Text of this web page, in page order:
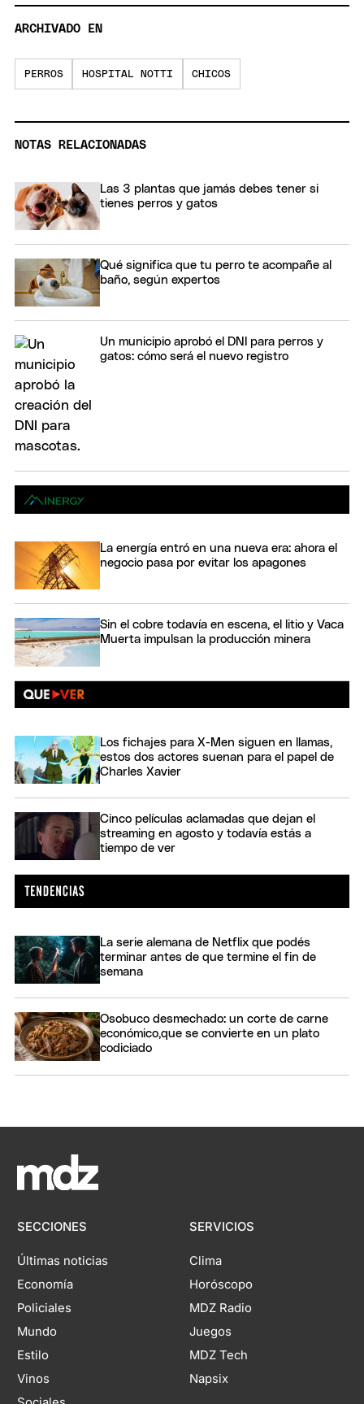
ARCHIVADO EN
PERROS HOSPITAL NOTTI CHICOS
NOTAS RELACIONADAS
Las 3 plantas que jamás debes tener si
tienes perros y gatos
Qué significa que tu perro te acompañe al
baño, según expertos
Un municipio aprobó el DNI para perros y
gatos: cómo será el nuevo registro
La energía entró en una nueva era: ahora el
negocio pasa por evitar los apagones
Sin el cobre todavía en escena, el litio y Vaca
Muerta impulsan la producción minera
Los fichajes para X-Men siguen en llamas,
estos dos actores suenan para el papel de
Charles Xavier
Cinco películas aclamadas que dejan el
streaming en agosto y todavía estás a
tiempo de ver
La serie alemana de Netflix que podés
terminar antes de que termine el fin de
semana
Osobuco desmechado: un corte de carne
económico,que se convierte en un plato
codiciado
SECCIONES
Últimas noticias
Economía
Policiales
Mundo
Estilo
Vinos
SERVICIOS
Clima
Horóscopo
MDZ Radio
Juegos
MDZ Tech
Napsix